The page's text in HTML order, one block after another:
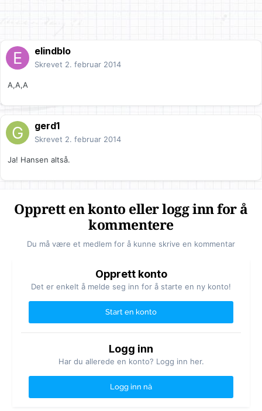
elindblo
Skrevet 2. februar 2014
A,A,A
gerd1
Skrevet 2. februar 2014
Ja! Hansen altså.
Opprett en konto eller logg inn for å
kommentere
Du må være et medlem for å kunne skrive en kommentar
Opprett konto
Det er enkelt å melde seg inn for å starte en ny konto!
Start en konto
Logg inn
Har du allerede en konto? Logg inn her.
Logg inn nå